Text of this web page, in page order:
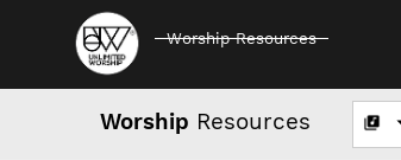
Worship Resources
Worship Resources